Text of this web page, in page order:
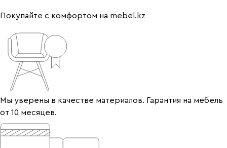
Покупайте с комфортом на mebel.kz
Мы уверены в качестве материалов. Гарантия на мебель
от 10 месяцев.